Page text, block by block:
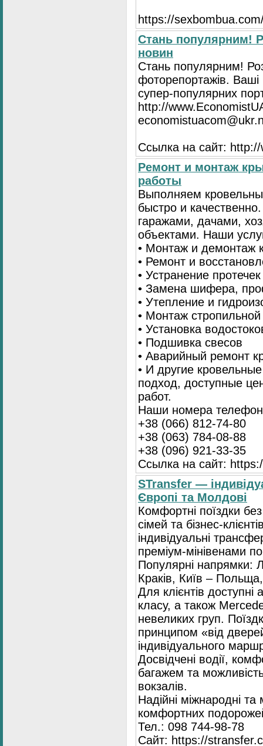
https://
Стань популярним!
новин
Стань популярним!
фоторепортажів. Ваші
супер-популярних
http://
Ссылка на сайт:
Ремонт и монтаж
работы
Выполняем
быстро и
гаражами, дачами,
объектами. Наши
• Монтаж и демонтаж
• Ремонт и
• Устранение протечек
• Замена шифера,
• Утепление и
• Монтаж
• Установка
• Подшивка свесов
• Аварийный ремонт
• И другие
подход, доступные
работ.
Наши номера
+38 (066) 812-74-80
+38 (063) 784-08-88
+38 (096) 921-33-35
Ссылка на сайт:
STransfer —
Європі та Молдові
Комфортні поїздки
сімей та бізнес-
індивідуальні
преміум-мінівенами
Популярні напрямки:
Краків, Київ –
Для клієнтів
класу, а також
невеликих груп.
принципом «від
індивідуального
Досвідчені водії,
багажем та
вокзалів.
Надійні міжнародні
комфортних
Тел.: 098 744-98-78
Сайт: https://